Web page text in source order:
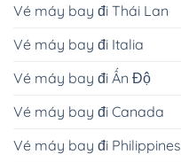
Vé máy bay đi Thái Lan
Vé máy bay đi Italia
Vé máy bay đi Ấn Độ
Vé máy bay đi Canada
Vé máy bay đi Philippines